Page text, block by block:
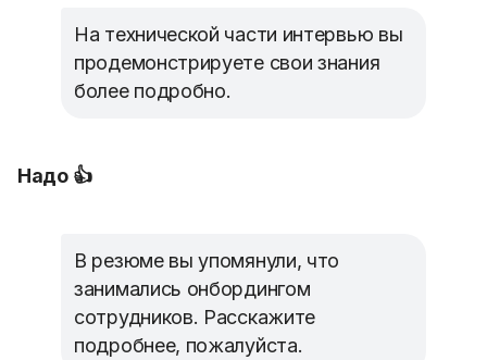
На технической части интервью вы
продемонстрируете свои знания
более подробно.
Надо 👍
В резюме вы упомянули, что
занимались онбордингом
сотрудников. Расскажите
подробнее, пожалуйста.